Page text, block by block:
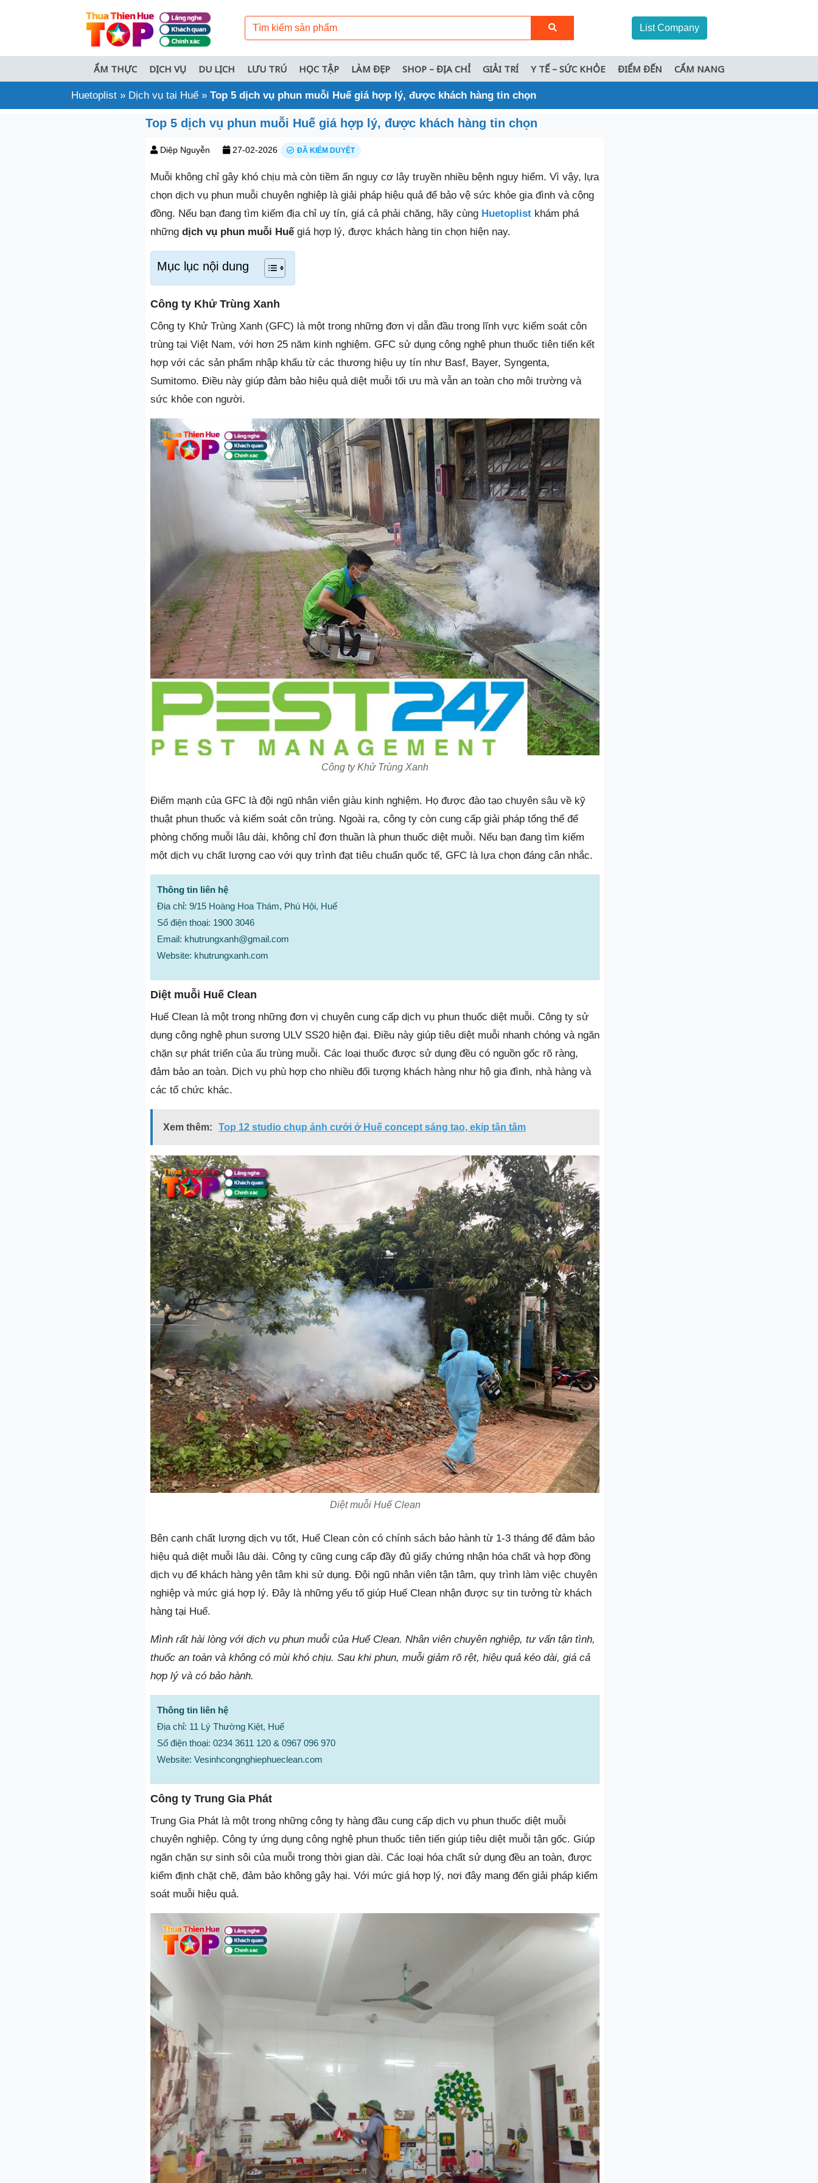
List Company
ẨM THỰC DỊCH VỤ DU LỊCH LƯU TRÚ HỌC TẬP LÀM ĐẸP SHOP – ĐỊA CHỈ GIẢI TRÍ Y TẾ – SỨC KHỎE ĐIỂM ĐẾN CẨM NANG
Huetoplist » Dịch vụ tại Huế » Top 5 dịch vụ phun muỗi Huế giá hợp lý, được khách hàng tin chọn
Top 5 dịch vụ phun muỗi Huế giá hợp lý, được khách hàng tin chọn
Diệp Nguyễn 27-02-2026 ĐÃ KIỂM DUYỆT
Muỗi không chỉ gây khó chịu mà còn tiềm ẩn nguy cơ lây truyền nhiều bệnh nguy hiểm. Vì vậy, lựa
chọn dịch vụ phun muỗi chuyên nghiệp là giải pháp hiệu quả để bảo vệ sức khỏe gia đình và cộng
đồng. Nếu bạn đang tìm kiếm địa chỉ uy tín, giá cả phải chăng, hãy cùng Huetoplist khám phá
những dịch vụ phun muỗi Huếgiá hợp lý, được khách hàng tin chọn hiện nay.
Mục lục nội dung
Công ty Khử Trùng Xanh
Công ty Khử Trùng Xanh (GFC) là một trong những đơn vị dẫn đầu trong lĩnh vực kiểm soát côn
trùng tại Việt Nam, với hơn 25 năm kinh nghiệm. GFC sử dụng công nghệ phun thuốc tiên tiến kết
hợp với các sản phẩm nhập khẩu từ các thương hiệu uy tín như Basf, Bayer, Syngenta,
Sumitomo. Điều này giúp đảm bảo hiệu quả diệt muỗi tối ưu mà vẫn an toàn cho môi trường và
sức khỏe con người.
Công ty Khử Trùng Xanh
Điểm mạnh của GFC là đội ngũ nhân viên giàu kinh nghiệm. Họ được đào tạo chuyên sâu về kỹ
thuật phun thuốc và kiểm soát côn trùng. Ngoài ra, công ty còn cung cấp giải pháp tổng thể để
phòng chống muỗi lâu dài, không chỉ đơn thuần là phun thuốc diệt muỗi. Nếu bạn đang tìm kiếm
một dịch vụ chất lượng cao với quy trình đạt tiêu chuẩn quốc tế, GFC là lựa chọn đáng cân nhắc.
Thông tin liên hệ
Địa chỉ: 9/15 Hoàng Hoa Thám, Phú Hội, Huế
Số điện thoại: 1900 3046
Email: khutrungxanh@gmail.com
Website: khutrungxanh.com
Diệt muỗi Huế Clean
Huế Clean là một trong những đơn vị chuyên cung cấp dịch vụ phun thuốc diệt muỗi. Công ty sử
dụng công nghệ phun sương ULV SS20 hiện đại. Điều này giúp tiêu diệt muỗi nhanh chóng và ngăn
chặn sự phát triển của ấu trùng muỗi. Các loại thuốc được sử dụng đều có nguồn gốc rõ ràng,
đảm bảo an toàn. Dịch vụ phù hợp cho nhiều đối tượng khách hàng như hộ gia đình, nhà hàng và
các tổ chức khác.
Xem thêm: Top 12 studio chụp ảnh cưới ở Huế concept sáng tạo, ekip tận tâm
Diệt muỗi Huế Clean
Bên cạnh chất lượng dịch vụ tốt, Huế Clean còn có chính sách bảo hành từ 1-3 tháng để đảm bảo
hiệu quả diệt muỗi lâu dài. Công ty cũng cung cấp đầy đủ giấy chứng nhận hóa chất và hợp đồng
dịch vụ để khách hàng yên tâm khi sử dụng. Đội ngũ nhân viên tận tâm, quy trình làm việc chuyên
nghiệp và mức giá hợp lý. Đây là những yếu tố giúp Huế Clean nhận được sự tin tưởng từ khách
hàng tại Huế.
Mình rất hài lòng với dịch vụ phun muỗi của Huế Clean. Nhân viên chuyên nghiệp, tư vấn tận tình,
thuốc an toàn và không có mùi khó chịu. Sau khi phun, muỗi giảm rõ rệt, hiệu quả kéo dài, giá cả
hợp lý và có bảo hành.
Thông tin liên hệ
Địa chỉ: 11 Lý Thường Kiệt, Huế
Số điện thoại: 0234 3611 120 & 0967 096 970
Website: Vesinhcongnghiephueclean.com
Công ty Trung Gia Phát
Trung Gia Phát là một trong những công ty hàng đầu cung cấp dịch vụ phun thuốc diệt muỗi
chuyên nghiệp. Công ty ứng dụng công nghệ phun thuốc tiên tiến giúp tiêu diệt muỗi tận gốc. Giúp
ngăn chặn sự sinh sôi của muỗi trong thời gian dài. Các loại hóa chất sử dụng đều an toàn, được
kiểm định chặt chẽ, đảm bảo không gây hại. Với mức giá hợp lý, nơi đây mang đến giải pháp kiểm
soát muỗi hiệu quả.